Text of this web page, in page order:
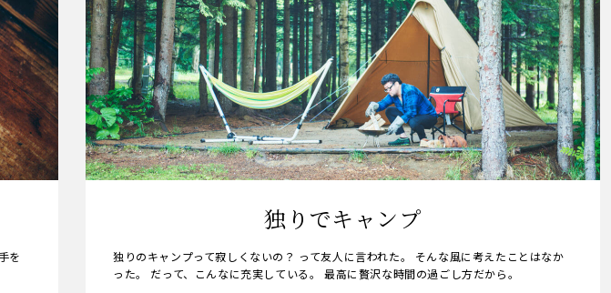
を
独りでキャンプ
独りのキャンプって寂しくないの？ って友人に言われた。 そんな風に考えたことはなか
った。 だって、こんなに充実している。 最高に贅沢な時間の過ごし方だから。